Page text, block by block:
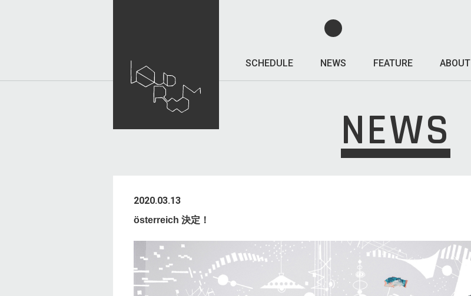
SCHEDULE NEWS FEATURE ABOUT
NEWS
2020.03.13
österreich 決定！